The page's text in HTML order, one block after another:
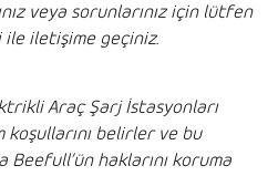
veya sorunlarınız için lütfen
iletişime geçiniz.
Araç Şarj İstasyonları
koşullarını belirler ve bu
haklarını koruma